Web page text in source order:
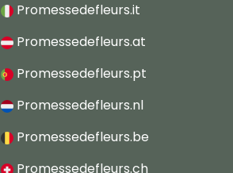
Promessedefleurs.it
Promessedefleurs.at
Promessedefleurs.pt
Promessedefleurs.nl
Promessedefleurs.be
Promessedefleurs.ch